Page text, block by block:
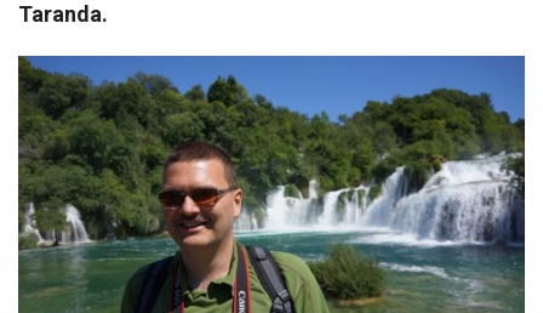
Taranda.